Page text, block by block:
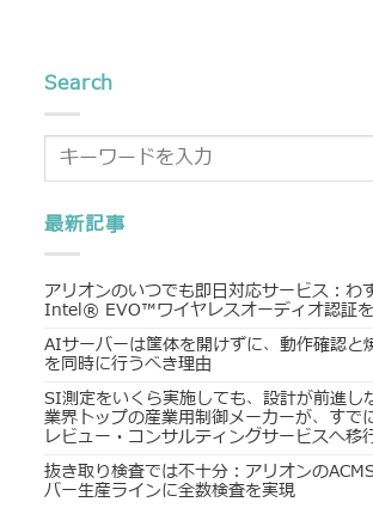
Search
最新記事
アリオンのいつでも即日対応サービス：わ
Intel® EVO™ワイヤレスオーディオ認証
AIサーバーは筐体を開けずに、動作確認と
を同時に行うべき理由
SI測定をいくら実施しても、設計が前進し
業界トップの産業用制御メーカーが、すで
レビュー・コンサルティングサービスへ移
抜き取り検査では不十分：アリオンの
バー生産ラインに全数検査を実現